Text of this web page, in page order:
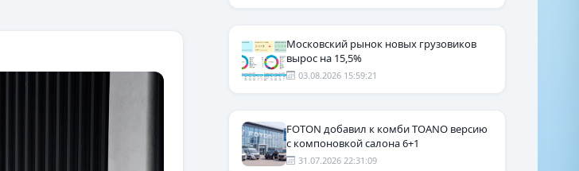
Московский рынок новых грузовиков
вырос на 15,5%
03.08.2026 15:59:21
FOTON добавил к комби TOANO версию
с компоновкой салона 6+1
31.07.2026 22:31:09